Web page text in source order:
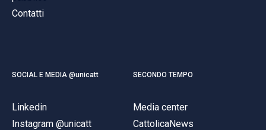
Contatti
SOCIAL E MEDIA @unicatt
Linkedin
Instagram @unicatt
SECONDO TEMPO
Media center
CattolicaNews